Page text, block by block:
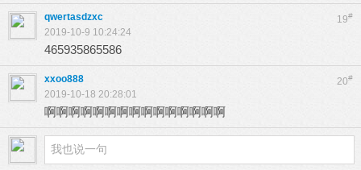
19#
qwertasdzxc
2019-10-9 10:24:24
465935865586
20#
xxoo888
2019-10-18 20:28:01
啊啊啊啊啊啊啊啊啊啊啊啊啊啊啊